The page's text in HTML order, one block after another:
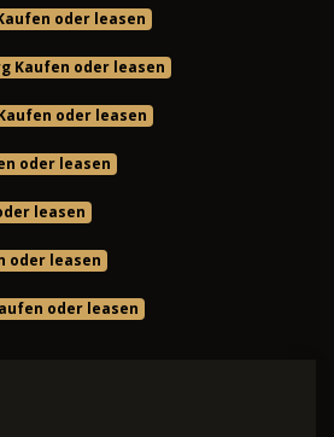
oder leasen
Kaufen oder leasen
oder leasen
oder leasen
leasen
oder leasen
oder leasen